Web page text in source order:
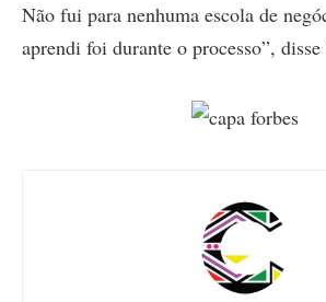
Não fui para nenhuma escola de
aprendi foi durante o processo”,